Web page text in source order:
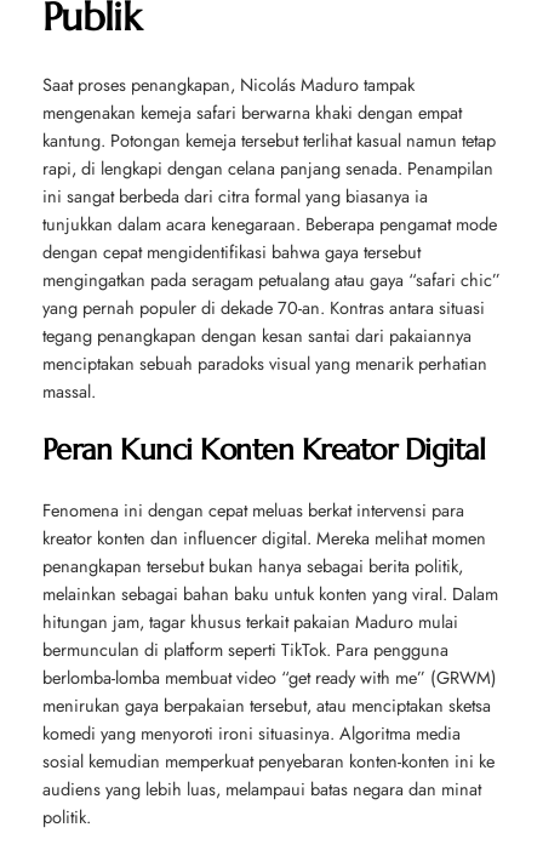
Publik
Saat proses penangkapan, Nicolás Maduro tampak
mengenakan kemeja safari berwarna khaki dengan empat
kantung. Potongan kemeja tersebut terlihat kasual namun tetap
rapi, di lengkapi dengan celana panjang senada. Penampilan
ini sangat berbeda dari citra formal yang biasanya ia
tunjukkan dalam acara kenegaraan. Beberapa pengamat mode
dengan cepat mengidentifikasi bahwa gaya tersebut
mengingatkan pada seragam petualang atau gaya “safari chic”
yang pernah populer di dekade 70-an. Kontras antara situasi
tegang penangkapan dengan kesan santai dari pakaiannya
menciptakan sebuah paradoks visual yang menarik perhatian
massal.
Peran Kunci Konten Kreator Digital
Fenomena ini dengan cepat meluas berkat intervensi para
kreator konten dan influencer digital. Mereka melihat momen
penangkapan tersebut bukan hanya sebagai berita politik,
melainkan sebagai bahan baku untuk konten yang viral. Dalam
hitungan jam, tagar khusus terkait pakaian Maduro mulai
bermunculan di platform seperti TikTok. Para pengguna
berlomba-lomba membuat video “get ready with me” (GRWM)
menirukan gaya berpakaian tersebut, atau menciptakan sketsa
komedi yang menyoroti ironi situasinya. Algoritma media
sosial kemudian memperkuat penyebaran konten-konten ini ke
audiens yang lebih luas, melampaui batas negara dan minat
politik.